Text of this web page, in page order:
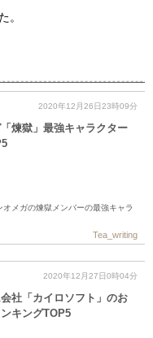
。
2020年12月26日23時09分
煉獄」最強キャラクター
メガの煉獄メンバーの最強キャラ
Tea_writing
2020年12月27日0時04分
社「カイロソフト」のお
キングTOP5